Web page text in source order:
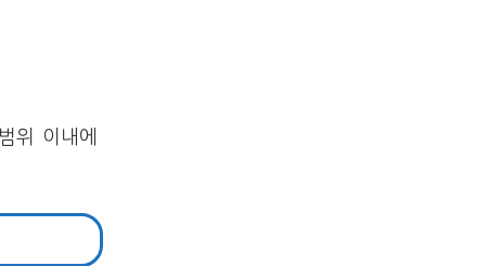
위 이내에